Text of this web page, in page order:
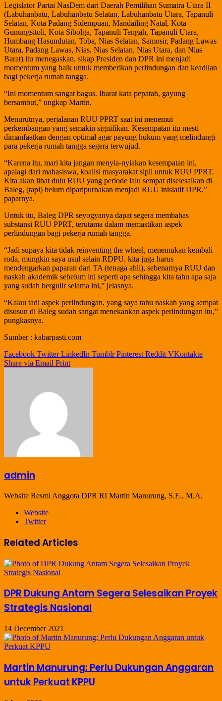
Legislator Partai NasDem dari Daerah Pemilihan Sumatra Utara II
(Labuhanbatu, Labuhanbatu Selatan, Labuhanbatu Utara, Tapanuli
Selatan, Kota Padang Sidempuan, Mandailing Natal, Kota
Gunungsitoli, Kota Sibolga, Tapanuli Tengah, Tapanuli Utara,
Humbang Hasundutan, Toba, Nias Selatan, Samosir, Padang Lawas
Utara, Padang Lawas, Nias, Nias Selatan, Nias Utara, dan Nias
Barat) itu menegaskan, sikap Presiden dan DPR ini menjadi
momentum yang baik untuk memberikan perlindungan dan keadilan
bagi pekerja rumah tangga.
“Ini momentum sangat bagus. Ibarat kata pepatah, gayung
bersambut,” ungkap Martin.
Menurutnya, perjalanan RUU PPRT saat ini menemui
perkembangan yang semakin signifikan. Kesempatan itu mesti
dimanfaatkan dengan optimal agar payung hukum yang melindungi
para pekerja rumah tangga segera terwujud.
“Karena itu, mari kita jangan menyia-nyiakan kesempatan ini,
apalagi dari mahasiswa, koalisi masyarakat sipil untuk RUU PPRT.
Kita akan lihat dulu RUU yang periode lalu sempat diselesaikan di
Baleg, (tapi) belum diparipurnakan menjadi RUU inisiatif DPR,”
paparnya.
Untuk itu, Baleg DPR seyogyanya dapat segera membahas
substansi RUU PPRT, terutama dalam memastikan aspek
perlindungan bagi pekerja rumah tangga.
“Jadi supaya kita tidak reinventing the wheel, menemukan kembali
roda, mungkin saya usul selain RDPU, kita juga harus
mendengarkan paparan dari TA (tenaga ahli), sebenarnya RUU dan
naskah akademik sebelum ini seperti apa sehingga kita tahu apa saja
yang sudah bergulir selama ini,” jelasnya.
“Kalau tadi aspek perlindungan, yang saya tahu naskah yang sempat
disusun di Baleg sudah sangat menekankan aspek perlindungan itu,”
pungkasnya.
Sumber : kabarpasti.com
Facebook Twitter LinkedIn Tumblr Pinterest Reddit VKontakte
Share via Email Print
admin
Website Resmi Anggota DPR RI Martin Manurung, S.E., M.A.
Website
Twitter
Related Articles
DPR Dukung Antam Segera Selesaikan Proyek
Strategis Nasional
14 December 2021
Martin Manurung: Perlu Dukungan Anggaran
untuk Perkuat KPPU